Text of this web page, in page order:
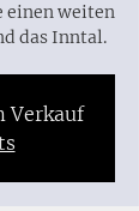
einen weiten
das Inntal.
Verkauf